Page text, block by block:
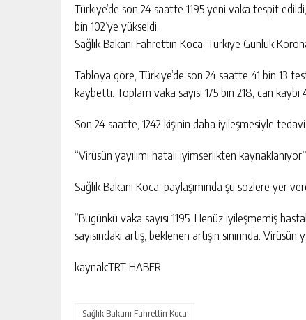
Türkiye’de son 24 saatte 1195 yeni vaka tespit
bin 102’ye yükseldi.
Sağlık Bakanı Fahrettin Koca, Türkiye Günlük
Tabloya göre, Türkiye’de son 24 saatte 41 bin 13
kaybetti. Toplam vaka sayısı 175 bin 218, can kaybı
Son 24 saatte, 1242 kişinin daha iyileşmesiyle
“Virüsün yayılımı hatalı iyimserlikten kaynaklanıyor”
Sağlık Bakanı Koca, paylaşımında şu sözlere yer
“Bugünkü vaka sayısı 1195. Henüz iyileşmemiş
sayısındaki artış, beklenen artışın sınırında.
kaynak:TRT HABER
Sağlık Bakanı Fahrettin Koca